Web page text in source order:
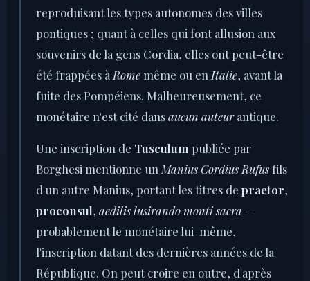
reproduisant les types autonomes des villes
pontiques ; quant à celles qui font allusion aux
souvenirs de la gens Cordia, elles ont peut-être
été frappées à Romemême ou en Italie, avant la
fuite des Pompéiens. Malheureusement, ce
monétaire n'est cité dansaucun auteurantique.
Une inscription de Tusculum publiée par
Borghesi mentionne un Manius Cordius Rufus fils
d'un autre Manius, portant les titres de praetor,
proconsul, aedilis lusirando monti sacra —
probablement le monétaire lui-même,
l'inscription datant des dernières années de la
République. On peut croire en outre, d'après